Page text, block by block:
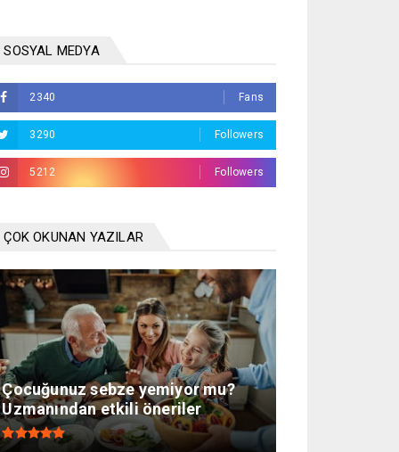
SOSYAL MEDYA
2340 Fans
3290 Followers
5212 Followers
ÇOK OKUNAN YAZILAR
Çocuğunuz sebze yemiyor mu?
Uzmanından etkili öneriler